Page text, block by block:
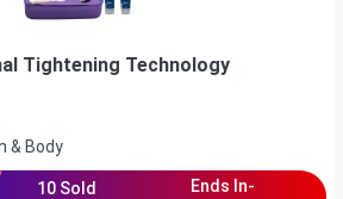
Tightening Technology
& Body
10Sold Ends In-